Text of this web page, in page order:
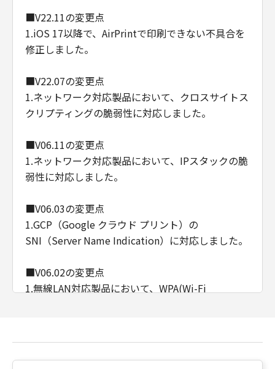
■V22.11の変更点
1.iOS 17以降で、AirPrintで印刷できない不具合を
修正しました。
■V22.07の変更点
1.ネットワーク対応製品において、クロスサイトス
クリプティングの脆弱性に対応しました。
■V06.11の変更点
1.ネットワーク対応製品において、IPスタックの脆
弱性に対応しました。
■V06.03の変更点
1.GCP（Google クラウド プリント）の
SNI（Server Name Indication）に対応しました。
■V06.02の変更点
1.無線LAN対応製品において、WPA(Wi-Fi